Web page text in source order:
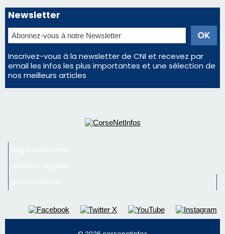
Éclipse du 12 août : Où s'installer en Corse pour
profiter pleinement du spectacle ?
Éclipse du 12 août : la Corse aux premières loges
d'un spectacle qui ne reviendra pas avant 2081
En Corse, un début de saison marqué par une
consommation en recul dans les restaurants
nos meilleurs articles